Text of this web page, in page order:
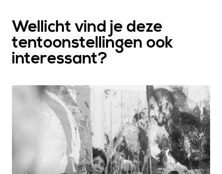
Wellicht vind je deze
tentoonstellingen ook
interessant?